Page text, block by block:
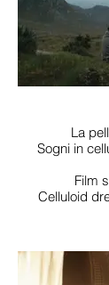
La
Sogni in
Film
Celluloid